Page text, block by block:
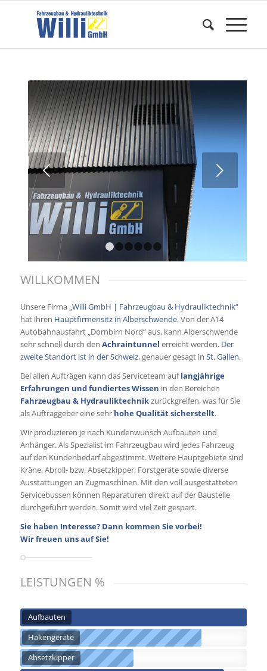
Weiter
WILLKOMMEN
Unsere Firma „Willi GmbH | Fahrzeugbau & Hydrauliktechnik“
hat ihren Hauptfirmensitz in Alberschwende.Von der A14
Autobahnausfahrt „Dornbirn Nord“ aus, kann Alberschwende
sehr schnell durch den Achraintunnel erreicht werden. Der
zweite Standort ist in der Schweiz, genauer gesagt in St. Gallen.
Bei allen Aufträgen kann das Serviceteam auflangjährige
Erfahrungen und fundiertes Wissen in den Bereichen
Fahrzeugbau & Hydrauliktechnikzurückgreifen, was für Sie
als Auftraggeber eine sehr hohe Qualität sicherstellt.
Wir produzieren je nach Kundenwunsch Aufbauten und
Anhänger. Als Spezialist im Fahrzeugbau wird jedes Fahrzeug
auf den Kundenbedarf abgestimmt. Weitere Hauptgebiete sind
Kräne, Abroll- bzw. Absetzkipper, Forstgeräte sowie diverse
Ausstattungen an Zugmaschinen. Mit den voll ausgestatteten
Servicebussen können Reparaturen direkt auf der Baustelle
durchgeführt werden. Somit wird viel Zeit gespart.
Sie haben Interesse? Dann kommen Sie vorbei!
Wir freuen uns auf Sie!
LEISTUNGEN %
Aufbauten
Hakengeräte
Absetzkipper